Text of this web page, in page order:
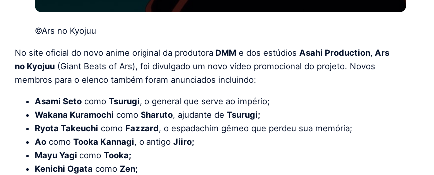
©Ars no Kyojuu
No site oficial do novo anime original da produtora DMM e dos estúdios Asahi Production, Ars
no Kyojuu (Giant Beats of Ars), foi divulgado um novo vídeo promocional do projeto. Novos
membros para o elenco também foram anunciados incluindo:
Asami Seto como Tsurugi, o general que serve ao império;
Wakana Kuramochi como Sharuto, ajudante de Tsurugi;
Ryota Takeuchi como Fazzard, o espadachim gêmeo que perdeu sua memória;
Ao como Tooka Kannagi, o antigo Jiiro;
Mayu Yagi como Tooka;
Kenichi Ogata como Zen;